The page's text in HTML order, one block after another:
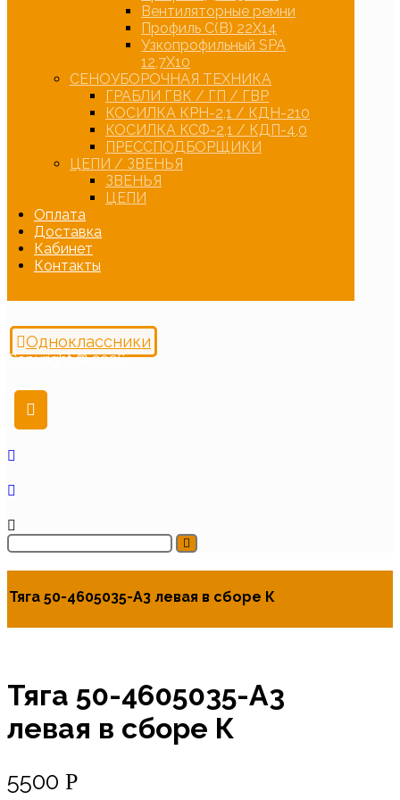
Вентиляторные ремни
Профиль С(В) 22Х14
Узкопрофильный SPA
12,7Х10
СЕНОУБОРОЧНАЯ ТЕХНИКА
ГРАБЛИ ГВК / ГП / ГВР
КОСИЛКА КРН-2,1 / КДН-210
КОСИЛКА КСФ-2,1 / КДП-4,0
ПРЕССПОДБОРЩИКИ
ЦЕПИ / ЗВЕНЬЯ
ЗВЕНЬЯ
ЦЕПИ
Оплата
Доставка
Кабинет
Контакты
Одноклассники
Copyright © 2026
Тяга 50-4605035-А3 левая в сборе К
Тяга 50-4605035-А3
левая в сборе К
5500 Р